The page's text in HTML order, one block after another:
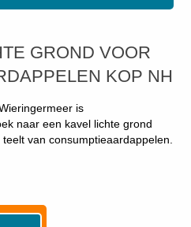
GROND VOOR
KOP NH
is
naar een kavel lichte grond
van consumptieaardappelen.